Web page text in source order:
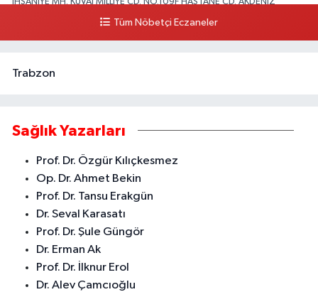
Tüm Nöbetçi Eczaneler
Trabzon
Sağlık Yazarları
Prof. Dr. Özgür Kılıçkesmez
Op. Dr. Ahmet Bekin
Prof. Dr. Tansu Erakgün
Dr. Seval Karasatı
Prof. Dr. Şule Güngör
Dr. Erman Ak
Prof. Dr. İlknur Erol
Dr. Alev Çamcıoğlu